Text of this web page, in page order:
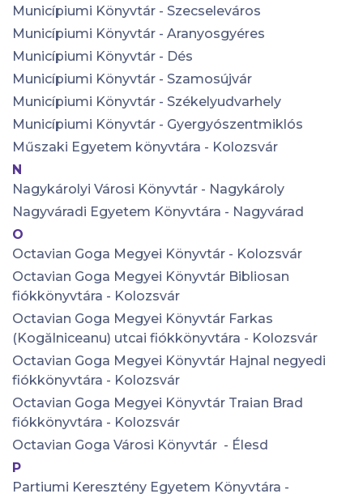
Municípiumi Könyvtár - Szecseleváros
Municípiumi Könyvtár - Aranyosgyéres
Municípiumi Könyvtár - Dés
Municípiumi Könyvtár - Szamosújvár
Municípiumi Könyvtár - Székelyudvarhely
Municípiumi Könyvtár - Gyergyószentmiklós
Műszaki Egyetem könyvtára - Kolozsvár
N
Nagykárolyi Városi Könyvtár - Nagykároly
Nagyváradi Egyetem Könyvtára - Nagyvárad
O
Octavian Goga Megyei Könyvtár - Kolozsvár
Octavian Goga Megyei Könyvtár Bibliosan
fiókkönyvtára - Kolozsvár
Octavian Goga Megyei Könyvtár Farkas
(Kogălniceanu) utcai fiókkönyvtára - Kolozsvár
Octavian Goga Megyei Könyvtár Hajnal negyedi
fiókkönyvtára - Kolozsvár
Octavian Goga Megyei Könyvtár Traian Brad
fiókkönyvtára - Kolozsvár
Octavian Goga Városi Könyvtár - Élesd
P
Partiumi Keresztény Egyetem Könyvtára -